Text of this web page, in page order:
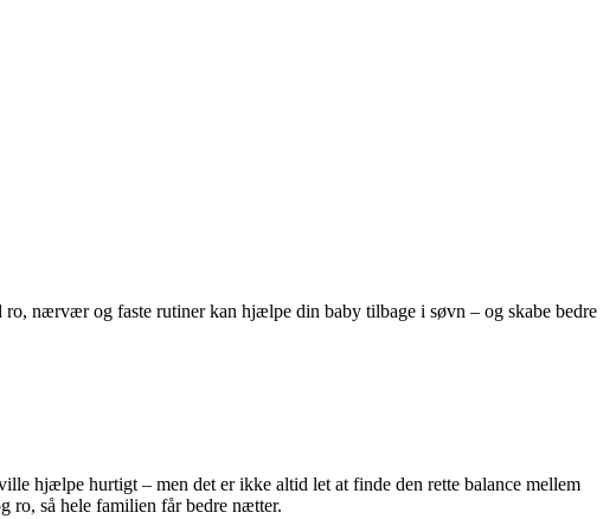
nærvær og faste rutiner kan hjælpe din baby tilbage i søvn – og skabe bedre
hjælpe hurtigt – men det er ikke altid let at finde den rette balance mellem
ro, så hele familien får bedre nætter.